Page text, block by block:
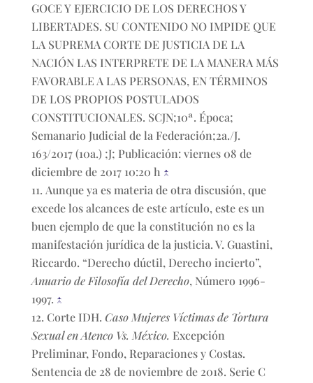
GOCE Y EJERCICIO DE LOS DERECHOS Y
LIBERTADES. SU CONTENIDO NO IMPIDE QUE
LA SUPREMA CORTE DE JUSTICIA DE LA
NACIÓN LAS INTERPRETE DE LA MANERA MÁS
FAVORABLE A LAS PERSONAS, EN TÉRMINOS
DE LOS PROPIOS POSTULADOS
CONSTITUCIONALES. SCJN;10ª. Época;
Semanario Judicial de la Federación;2a./J.
163/2017 (10a.) ;J; Publicación: viernes 08 de
diciembre de 2017 10:20 h ↑
Aunque ya es materia de otra discusión, que
excede los alcances de este artículo, este es un
buen ejemplo de que la constitución no es la
manifestación jurídica de la justicia. V. Guastini,
Riccardo. “Derecho dúctil, Derecho incierto”,
Anuario de Filosofía del Derecho, Número 1996-
1997. ↑
Corte IDH. Caso Mujeres Víctimas de Tortura
Sexual en Atenco Vs. México. Excepción
Preliminar, Fondo, Reparaciones y Costas.
Sentencia de 28 de noviembre de 2018. Serie C